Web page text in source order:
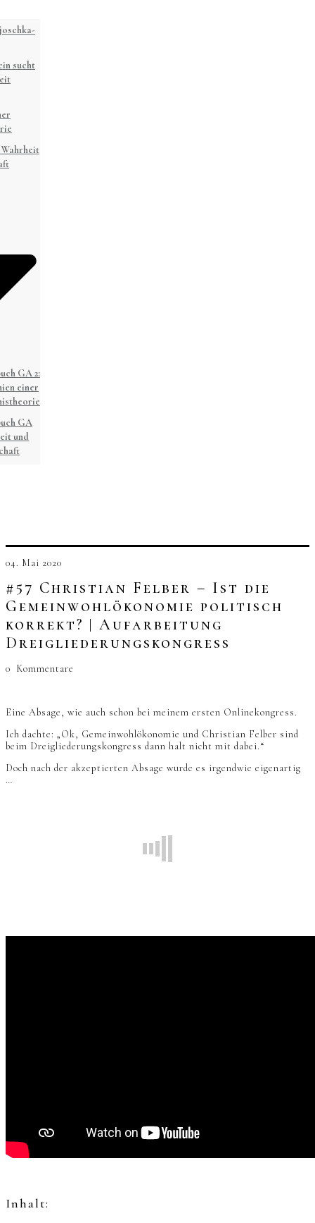
sucht
GA 2:
einer
GA
und
04. Mai 2020
#57 Christian Felber – Ist die
Gemeinwohlökonomie politisch
korrekt? | Aufarbeitung
Dreigliederungskongress
0 Kommentare
Eine Absage, wie auch schon bei meinem ersten Onlinekongress.
Ich dachte: „Ok, Gemeinwohlökonomie und Christian Felber sind
beim Dreigliederungskongress dann halt nicht mit dabei.“
Doch nach der akzeptierten Absage wurde es irgendwie eigenartig
…
Inhalt: